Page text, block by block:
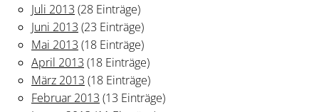
Juli 2013 (28 Einträge)
Juni 2013 (23 Einträge)
Mai 2013 (18 Einträge)
April 2013 (18 Einträge)
März 2013 (18 Einträge)
Februar 2013 (13 Einträge)